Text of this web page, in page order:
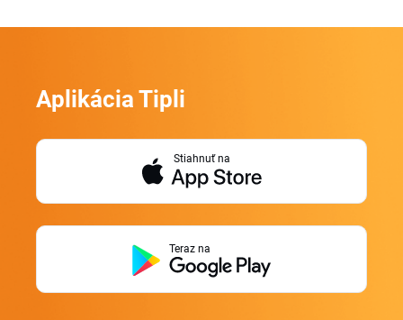
Aplikácia Tipli
Stiahnuť na
Teraz na